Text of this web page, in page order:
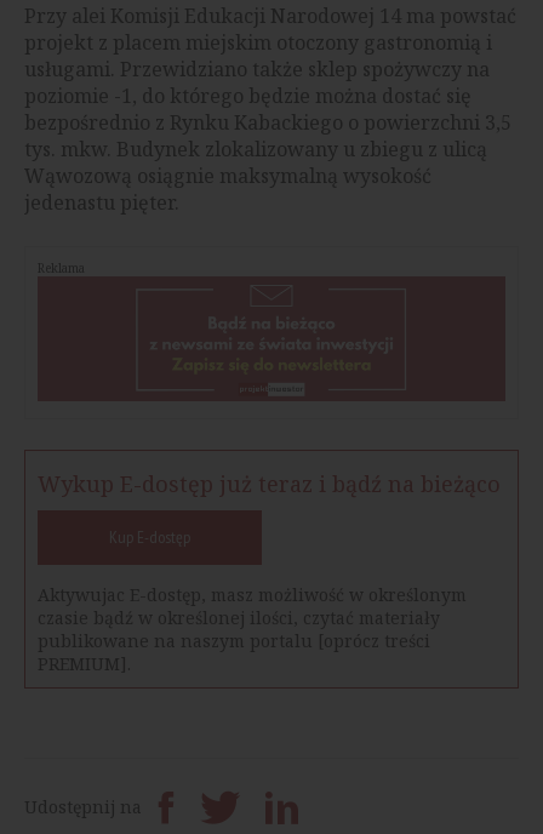
Przy alei Komisji Edukacji Narodowej 14 ma powstać
projekt z placem miejskim otoczony gastronomią i
usługami. Przewidziano także sklep spożywczy na
poziomie -1, do którego będzie można dostać się
bezpośrednio z Rynku Kabackiego o powierzchni 3,5
tys. mkw. Budynek zlokalizowany u zbiegu z ulicą
Wąwozową osiągnie maksymalną wysokość
jedenastu pięter.
Reklama
Wykup E-dostęp już teraz i bądź na bieżąco
Kup E-dostęp
Aktywujac E-dostęp, masz możliwość w określonym
czasie bądź w określonej ilości, czytać materiały
publikowane na naszym portalu [oprócz treści
PREMIUM].
Udostępnij na